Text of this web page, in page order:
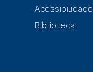
Acessibilidade
Biblioteca